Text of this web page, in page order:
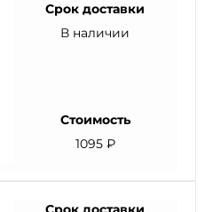
Срок доставки
В наличии
Стоимость
1095 ₽